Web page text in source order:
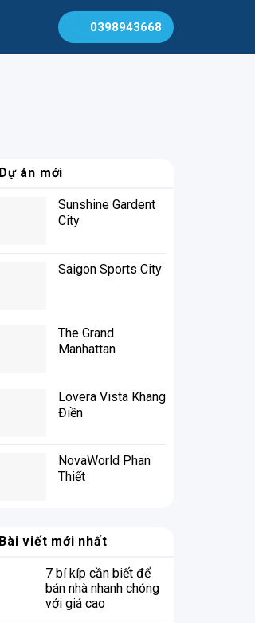
0398943668
Dự án mới
Sunshine Gardent
City
Saigon Sports City
The Grand
Manhattan
Lovera Vista Khang
Điền
NovaWorld Phan
Thiết
Bài viết mới nhất
7 bí kíp cần biết để
bán nhà nhanh chóng
với giá cao